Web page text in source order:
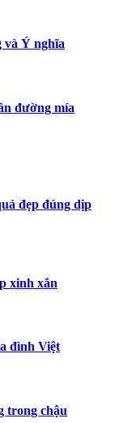
và Ý nghĩa
đường mía
đẹp đúng dịp
xinh xắn
đình Việt
trong chậu